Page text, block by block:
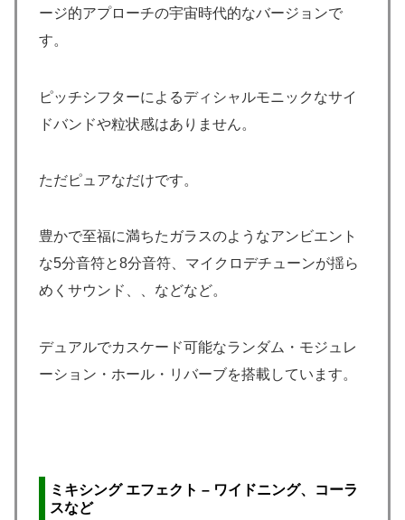
ージ的アプローチの宇宙時代的なバージョンで
す。
ピッチシフターによるディシャルモニックなサイ
ドバンドや粒状感はありません。
ただピュアなだけです。
豊かで至福に満ちたガラスのようなアンビエント
な5分音符と8分音符、マイクロデチューンが揺ら
めくサウンド、、などなど。
デュアルでカスケード可能なランダム・モジュレ
ーション・ホール・リバーブを搭載しています。
ミキシング エフェクト – ワイドニング、コーラ
スなど